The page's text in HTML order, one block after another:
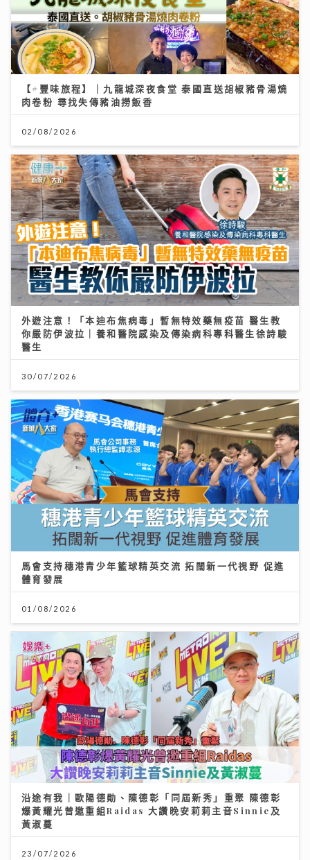
【#豐味旅程】｜九龍城深夜食堂 泰國直送胡椒豬骨湯燒
肉卷粉 尋找失傳豬油撈飯香
02/08/2026
外遊注意！「本迪布焦病毒」暫無特效藥無疫苗 醫生教
你嚴防伊波拉｜養和醫院感染及傳染病科專科醫生徐詩駿
醫生
30/07/2026
馬會支持穗港青少年籃球精英交流 拓闊新一代視野 促進
體育發展
01/08/2026
沿途有我｜歐陽德勛、陳德彰「同屆新秀」重聚 陳德彰
爆黃耀光曾邀重組Raidas 大讚晚安莉莉主音Sinnie及
黃淑蔓
23/07/2026